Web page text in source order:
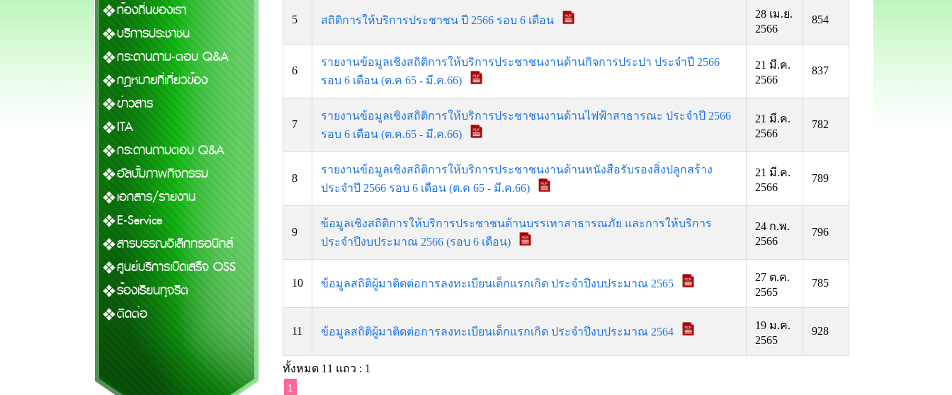
ท้องถิ่นของเรา
บริการประชาชน
กระดานถาม-ตอบ Q&A
กฎหมายที่เกี่ยวข้อง
ข่าวสาร
ITA
กระดานถามตอบ Q&A
อัลบั้มภาพกิจกรรม
เอกสาร/รายงาน
E-Service
สารบรรณอิเล็กทรอนิกส์
ศูนย์บริการเบ็ดเสร็จ OSS
ร้องเรียนทุจริต
ติดต่อ
5 สถิติการให้บริการประชาชน ปี 2566 รอบ 6 เดือน
28 เม.ย.
2566
854
6
รายงานข้อมูลเชิงสถิติการให้บริการประชาชนงานด้านกิจการประปา ประจำปี 2566
รอบ 6 เดือน (ต.ค 65 - มี.ค.66)
21 มี.ค.
2566
837
7
รายงานข้อมูลเชิงสถิติการให้บริการประชาชนงานด้านไฟฟ้าสาธารณะ ประจำปี 2566
รอบ 6 เดือน (ต.ค.65 - มี.ค.66)
21 มี.ค.
2566
782
8
รายงานข้อมูลเชิงสถิติการให้บริการประชาชนงานด้านหนังสือรับรองสิ่งปลูกสร้าง
ประจำปี 2566 รอบ 6 เดือน (ต.ค 65 - มี.ค.66)
21 มี.ค.
2566
789
9
ข้อมูลเชิงสถิติการให้บริการประชาชนด้านบรรเทาสาธารณภัย และการให้บริการ
ประจำปีงบประมาณ 2566 (รอบ 6 เดือน)
24 ก.พ.
2566
796
10 ข้อมูลสถิติผู้มาติดต่อการลงทะเบียนเด็กแรกเกิด ประจำปีงบประมาณ 2565
27 ต.ค.
2565
785
11 ข้อมูลสถิติผู้มาติดต่อการลงทะเบียนเด็กแรกเกิด ประจำปีงบประมาณ 2564
19 ม.ค.
2565
928
ทั้งหมด 11 แถว : 1
1